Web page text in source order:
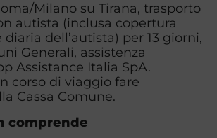
Milano su Tirana, trasporto
autista (inclusa copertura
diaria dell’autista) per 13 giorni,
Generali, assistenza
Assistance Italia SpA.
corso di viaggio fare
Cassa Comune.
comprende